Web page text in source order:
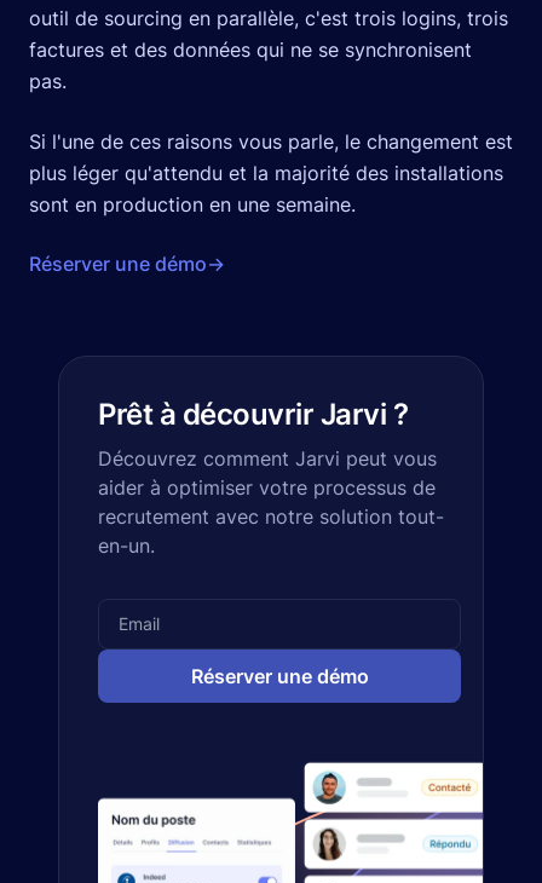
outil de sourcing en parallèle, c'est trois logins, trois
factures et des données qui ne se synchronisent
pas.
Si l'une de ces raisons vous parle, le changement est
plus léger qu'attendu et la majorité des installations
sont en production en une semaine.
Réserver une démo→
Prêt à découvrir Jarvi ?
Découvrez comment Jarvi peut vous
aider à optimiser votre processus de
recrutement avec notre solution tout-
en-un.
Réserver une démo